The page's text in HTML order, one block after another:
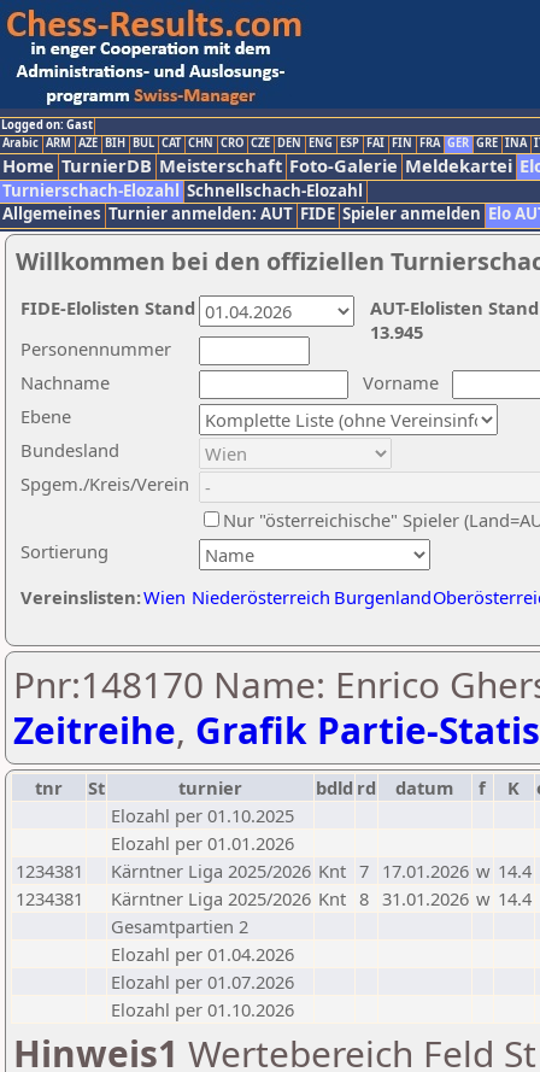
Logged on: Gast
Arabic ARM AZE BIH BUL CAT CHN CRO CZE DEN ENG ESP FAI FIN FRA GER GRE INA
Home TurnierDB Meisterschaft Foto-Galerie Meldekartei
Turnierschach-Elozahl Schnellschach-Elozahl
Allgemeines Turnier anmelden: AUT FIDE Spieler anmelden Elo
Willkommen bei den offiziellen
Nachname
Vorname
Ebene
Sortierung
Personennummer
Bundesland
Spgem./Kreis/Verein
Nur "österreichische" Spieler
Vereinslisten:Wien Niederösterreich Burgenland
AUT-Elolisten
13.945
FIDE-Elolisten Stand
Pnr:148170 Name: Enrico
Zeitreihe, Grafik Partie-
tnr St turnier bdld rd datum f K
Elozahl per 01.10.2025
Elozahl per 01.01.2026
1234381
Kärntner Liga 2025/2026 Knt 7 17.01.2026 w 14.4
1234381
Kärntner Liga 2025/2026 Knt 8 31.01.2026 w 14.4
Gesamtpartien 2
Elozahl per 01.04.2026
Elozahl per 01.07.2026
Elozahl per 01.10.2026
Hinweis1 Wertebereich Feld